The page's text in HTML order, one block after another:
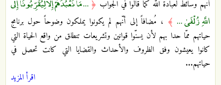
أنّهم وسائط لعبادة الله كما قالوا في الجواب ﴿
اللَّهِ زُلْفَىٰ ... ﴾ ، مُضافاً إلى أنّهم لم يكونوا يملكون وضوحاً حول برنامج
حياتهم ممّا حدا بهم لأن يسنّوا قوانين وتشريعات تنطلق من واقع الحياة التي
كانوا يعيشون وفق الظروف والأحداث والقضايا التي كانت تحصل في
حياتهم...
اقرأ المزيد